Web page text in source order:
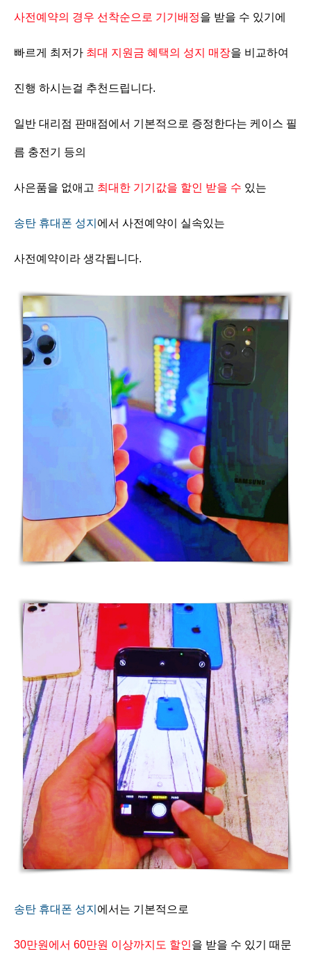
사전예약의 경우 선착순으로 기기배정을 받을 수 있기에
빠르게 최저가 최대 지원금 혜택의 성지 매장을 비교하여
진행 하시는걸 추천드립니다.
일반 대리점 판매점에서 기본적으로 증정한다는 케이스 필
름 충전기 등의
사은품을 없애고 최대한 기기값을 할인 받을 수 있는
송탄 휴대폰 성지 에서 사전예약이 실속있는
사전예약이라 생각됩니다.
송탄 휴대폰 성지 에서는 기본적으로
30만원에서 60만원 이상까지도 할인을 받을 수 있기 때문